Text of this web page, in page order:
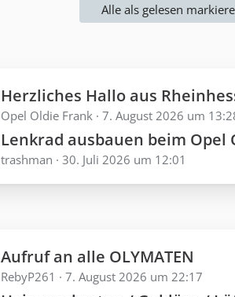
Alle als gelesen
Herzliches Hallo aus Rheinhessen - Neu hier mit alter
Opel Oldie Frank 7. August 2026 um
Lenkrad ausbauen beim Opel Olympia Rekord Baujahr
trashman 30. Juli 2026 um 12:01
Aufruf an alle OLYMATEN
RebyP261 7. August 2026 um 22:17